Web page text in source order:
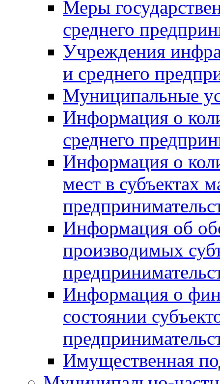
Меры
среднего
Учреждения
и среднего
Муниципальные
Информация о
среднего
Информация о
мест в субъектах
Информация об
производимых
Информация о
состоянии
Имущественная